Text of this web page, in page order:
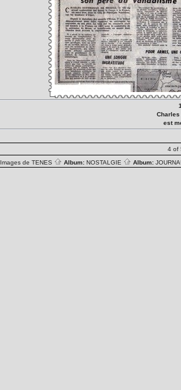
Charles
est
4 of
Images de TENES Album: NOSTALGIE Album: